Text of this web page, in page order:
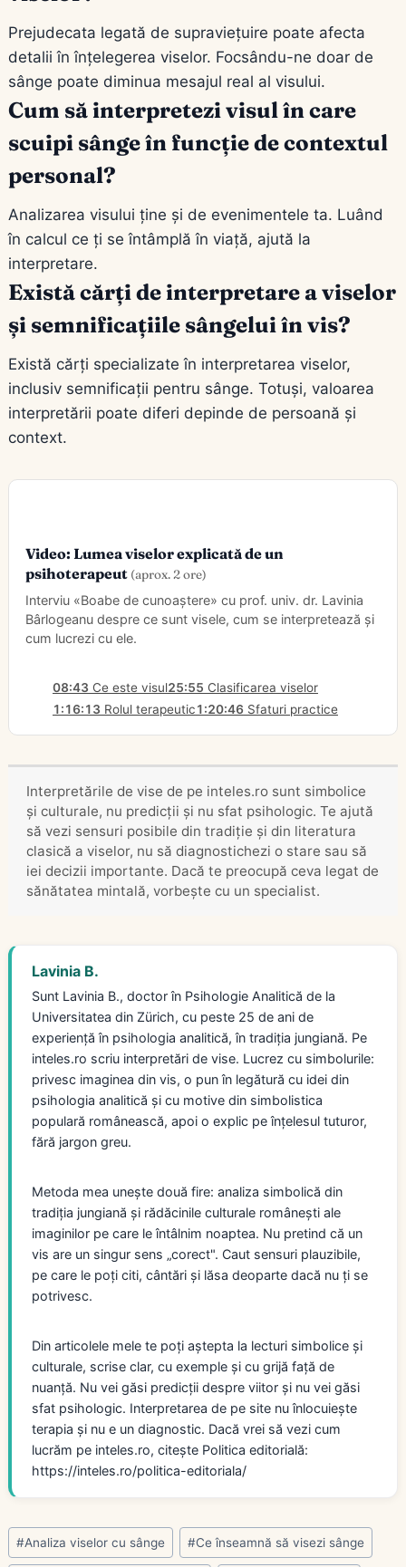
Prejudecata legată de supraviețuire poate afecta
detalii în înțelegerea viselor. Focsându-ne doar de
sânge poate diminua mesajul real al visului.
Cum să interpretezi visul în care
scuipi sânge în funcție de contextul
personal?
Analizarea visului ține și de evenimentele ta. Luând
în calcul ce ţi se întâmplă în viaţă, ajută la
interpretare.
Există cărți de interpretare a viselor
și semnificațiile sângelui în vis?
Există cărți specializate în interpretarea viselor,
inclusiv semnificații pentru sânge. Totuși, valoarea
interpretării poate diferi depinde de persoană și
context.
Video: Lumea viselor explicată de un
psihoterapeut (aprox. 2 ore)
Interviu «Boabe de cunoaștere» cu prof. univ. dr. Lavinia
Bârlogeanu despre ce sunt visele, cum se interpretează și
cum lucrezi cu ele.
08:43 Ce este visul25:55 Clasificarea viselor
1:16:13 Rolul terapeutic1:20:46Sfaturi practice
Interpretările de vise de pe inteles.ro sunt simbolice
și culturale, nu predicții și nu sfat psihologic. Te ajută
să vezi sensuri posibile din tradiție și din literatura
clasică a viselor, nu să diagnostichezi o stare sau să
iei decizii importante. Dacă te preocupă ceva legat de
sănătatea mintală, vorbește cu un specialist.
Lavinia B.
Sunt Lavinia B., doctor în Psihologie Analitică de la
Universitatea din Zürich, cu peste 25 de ani de
experiență în psihologia analitică, în tradiția jungiană. Pe
inteles.ro scriu interpretări de vise. Lucrez cu simbolurile:
privesc imaginea din vis, o pun în legătură cu idei din
psihologia analitică și cu motive din simbolistica
populară românească, apoi o explic pe înțelesul tuturor,
fără jargon greu.
Metoda mea unește două fire: analiza simbolică din
tradiția jungiană și rădăcinile culturale românești ale
imaginilor pe care le întâlnim noaptea. Nu pretind că un
vis are un singur sens „corect". Caut sensuri plauzibile,
pe care le poți citi, cântări și lăsa deoparte dacă nu ți se
potrivesc.
Din articolele mele te poți aștepta la lecturi simbolice și
culturale, scrise clar, cu exemple și cu grijă față de
nuanță. Nu vei găsi predicții despre viitor și nu vei găsi
sfat psihologic. Interpretarea de pe site nu înlocuiește
terapia și nu e un diagnostic. Dacă vrei să vezi cum
lucrăm pe inteles.ro, citește Politica editorială:
https://inteles.ro/politica-editoriala/
Post
Tags:
#Analiza viselor cu sânge #Ce înseamnă să visezi sânge